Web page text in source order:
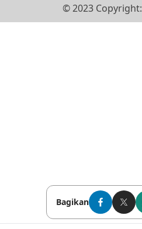
Bagikan
© 2023 Copyright: